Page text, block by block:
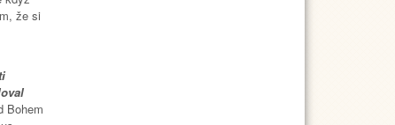
že si
Bohem